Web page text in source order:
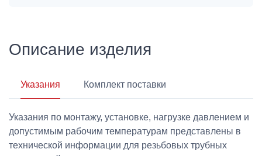
Описание изделия
Указания Комплект поставки
Указания по монтажу, установке, нагрузке давлением и
допустимым рабочим температурам представлены в
технической информации для резьбовых трубных